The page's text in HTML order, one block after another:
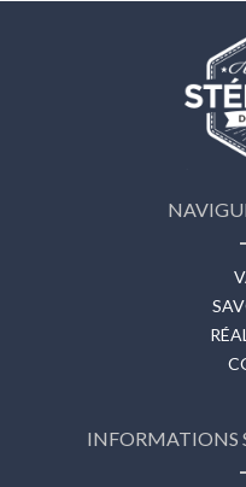
INFORMATIONS